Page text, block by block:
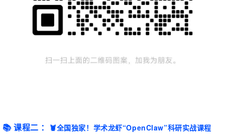
📚 课程二 ： 🦞全国独家！学术龙虾“OpenClaw”科研实战课程